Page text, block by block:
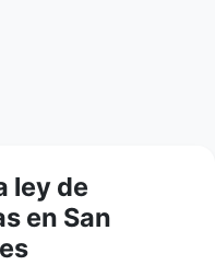
ley de
en San